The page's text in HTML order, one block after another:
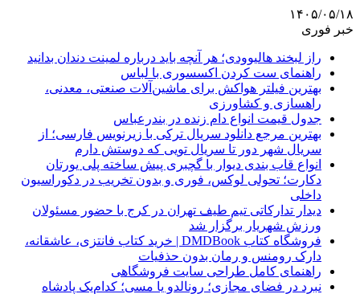
۱۴۰۵/۰۵/۱۸
خبر فوری
راز لبخند هالیوودی؛ هر آنچه باید درباره لمینت دندان بدانید
راهنمای ست کردن اکسسوری با لباس
بهترین فیلتر هواکش برای ماشین‌آلات صنعتی، معدنی،
راهسازی و کشاورزی
جدول قیمت انواع دام زنده در بندرعباس
بهترین مرجع دانلود سریال ترکی با زیرنویس فارسی؛ از
سریال شهر دور تا سریال تویی که دوستش دارم
انواع قاب بندی دیوار با گچبری پیش ساخته پلی یورتان
دکارت؛ تحولی لوکس، فوری و بدون تخریب در دکوراسیون
داخلی
دیدار تدارکاتی تیم طیف تهران در کرج با حضور مسئولان
ورزش شهریار برگزار شد
فروشگاه کتاب DMDBook | خرید کتاب فانتزی، عاشقانه،
دارک رومنس و رمان بدون حذفیات
راهنمای کامل طراحی سایت فروشگاهی
نبرد در فضای مجازی؛ رونالدو یا مسی؛ کدام‌یک پادشاه